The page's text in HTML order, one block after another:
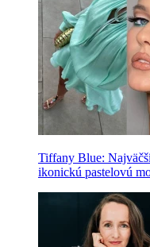
Tiffany Blue:
ikonickú pastelovú